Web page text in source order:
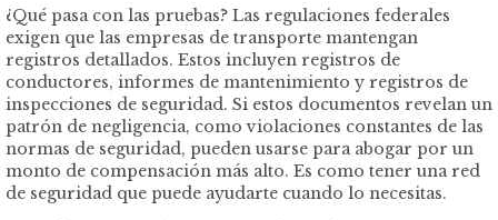
¿Qué pasa con las pruebas? Las regulaciones federales
exigen que las empresas de transporte mantengan
registros detallados. Estos incluyen registros de
conductores, informes de mantenimiento y registros de
inspecciones de seguridad. Si estos documentos revelan un
patrón de negligencia, como violaciones constantes de las
normas de seguridad, pueden usarse para abogar por un
monto de compensación más alto. Es como tener una red
de seguridad que puede ayudarte cuando lo necesitas.